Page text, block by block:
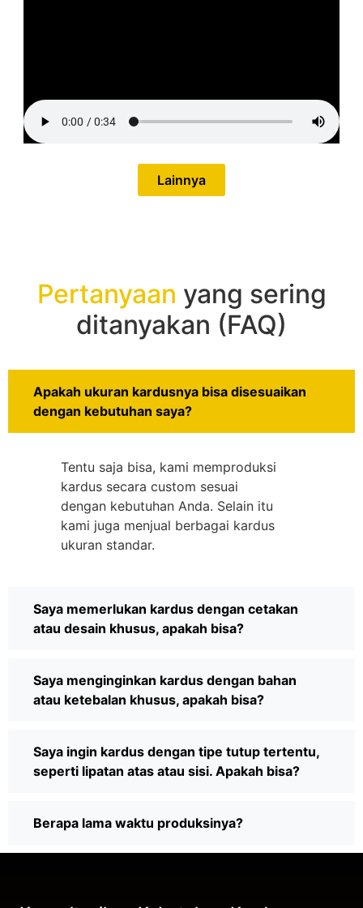
Lainnya
Pertanyaan yang sering
ditanyakan (FAQ)
Apakah ukuran kardusnya bisa disesuaikan
dengan kebutuhan saya?
Tentu saja bisa, kami memproduksi
kardus secara custom sesuai
dengan kebutuhan Anda. Selain itu
kami juga menjual berbagai kardus
ukuran standar.
Saya memerlukan kardus dengan cetakan
atau desain khusus, apakah bisa?
Saya menginginkan kardus dengan bahan
atau ketebalan khusus, apakah bisa?
Saya ingin kardus dengan tipe tutup tertentu,
seperti lipatan atas atau sisi. Apakah bisa?
Berapa lama waktu produksinya?